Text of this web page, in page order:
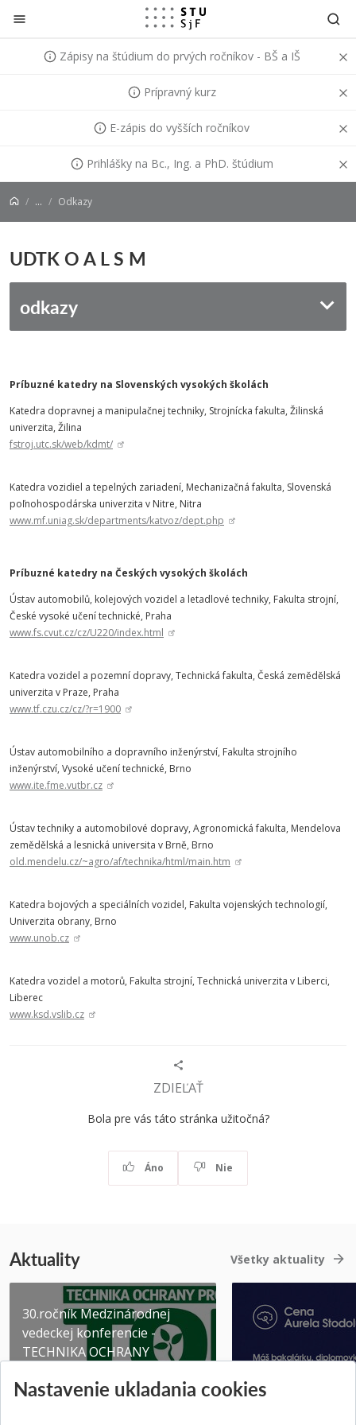
Prejsť na obsah
Zápisy na štúdium do prvých ročníkov - BŠ a IŠ
Prípravný kurz
E-zápis do vyšších ročníkov
Prihlášky na Bc., Ing. a PhD. štúdium
... Odkazy
UDTK O A L S M
odkazy
Príbuzné katedry na Slovenských vysokých školách
Katedra dopravnej a manipulačnej techniky, Strojnícka fakulta, Žilinská
univerzita, Žilina
fstroj.utc.sk/web/kdmt/
Katedra vozidiel a tepelných zariadení, Mechanizačná fakulta, Slovenská
poľnohospodárska univerzita v Nitre, Nitra
www.mf.uniag.sk/departments/katvoz/dept.php
Príbuzné katedry na Českých vysokých školách
Ústav automobilů, kolejových vozidel a letadlové techniky, Fakulta strojní,
České vysoké učení technické, Praha
www.fs.cvut.cz/cz/U220/index.html
Katedra vozidel a pozemní dopravy, Technická fakulta, Česká zemědělská
univerzita v Praze, Praha
www.tf.czu.cz/cz/?r=1900
Ústav automobilního a dopravního inženýrství, Fakulta strojního
inženýrství, Vysoké učení technické, Brno
www.ite.fme.vutbr.cz
Ústav techniky a automobilové dopravy, Agronomická fakulta, Mendelova
zemědělská a lesnická universita v Brně, Brno
old.mendelu.cz/~agro/af/technika/html/main.htm
Katedra bojových a speciálních vozidel, Fakulta vojenských technologií,
Univerzita obrany, Brno
www.unob.cz
Katedra vozidel a motorů, Fakulta strojní, Technická univerzita v Liberci,
Liberec
www.ksd.vslib.cz
ZDIEĽAŤ
Bola pre vás táto stránka užitočná?
Áno Nie
Aktuality Všetky aktuality
30.ročník Medzinárodnej
vedeckej konferencie -
TECHNIKA OCHRANY
Pridané 03.08.2026 Pridané 07.07.2026
Nastavenie ukladania cookies